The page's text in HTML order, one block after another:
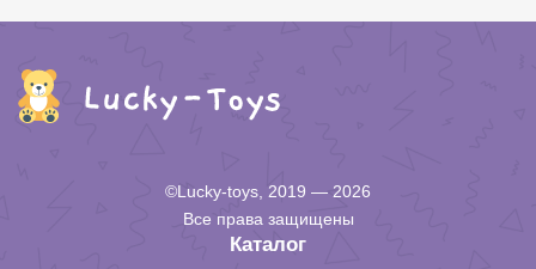
©Lucky-toys, 2019 — 2026
Все права защищены
Каталог